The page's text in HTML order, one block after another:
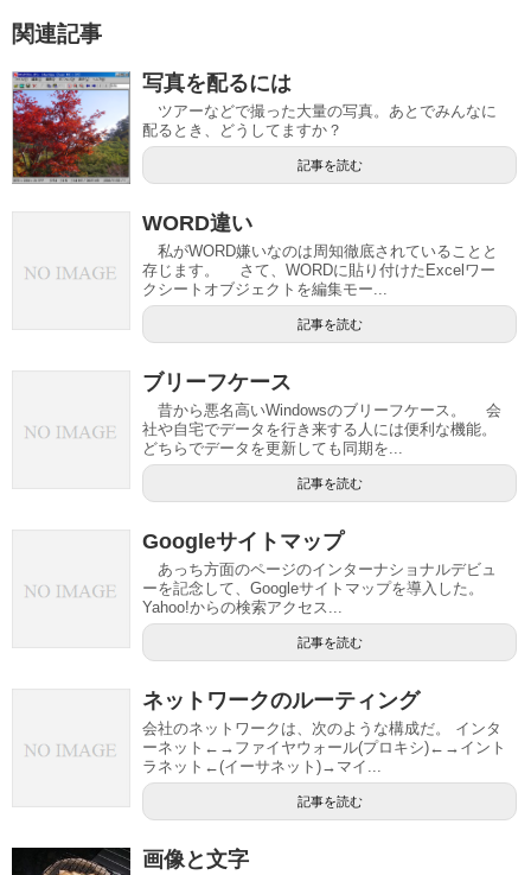
関連記事
写真を配るには
ツアーなどで撮った大量の写真。あとでみんなに
配るとき、どうしてますか？
記事を読む
WORD違い
私がWORD嫌いなのは周知徹底されていることと
存じます。 さて、WORDに貼り付けたExcelワー
クシートオブジェクトを編集モー...
記事を読む
ブリーフケース
昔から悪名高いWindowsのブリーフケース。 会
社や自宅でデータを行き来する人には便利な機能。
どちらでデータを更新しても同期を...
記事を読む
Googleサイトマップ
あっち方面のページのインターナショナルデビュ
ーを記念して、Googleサイトマップを導入した。
Yahoo!からの検索アクセス...
記事を読む
ネットワークのルーティング
会社のネットワークは、次のような構成だ。 インタ
ーネット←→ファイヤウォール(プロキシ)←→イント
ラネット←(イーサネット)→マイ...
記事を読む
画像と文字